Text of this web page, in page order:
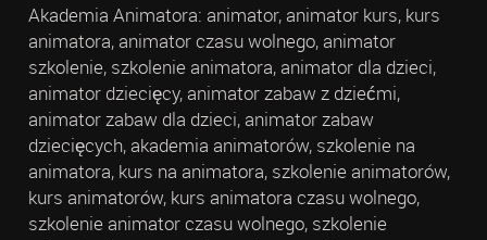
Akademia Animatora: animator, animator kurs, kurs
animatora, animator czasu wolnego, animator
szkolenie, szkolenie animatora, animator dla dzieci,
animator dziecięcy, animator zabaw z dziećmi,
animator zabaw dla dzieci, animator zabaw
dziecięcych, akademia animatorów, szkolenie na
animatora, kurs na animatora, szkolenie animatorów,
kurs animatorów, kurs animatora czasu wolnego,
szkolenie animator czasu wolnego, szkolenie